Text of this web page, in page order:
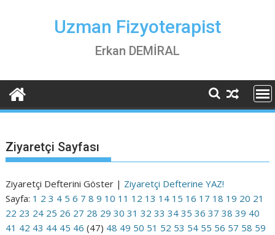
Uzman Fizyoterapist
Erkan DEMİRAL
Ziyaretçi Sayfası
Ziyaretçi Defterini Göster | Ziyaretçi Defterine YAZ!
Sayfa: 1 2 3 4 5 6 7 8 9 10 11 12 13 14 15 16 17 18 19 20 21
22 23 24 25 26 27 28 29 30 31 32 33 34 35 36 37 38 39 40
41 42 43 44 45 46 (47) 48 49 50 51 52 53 54 55 56 57 58 59